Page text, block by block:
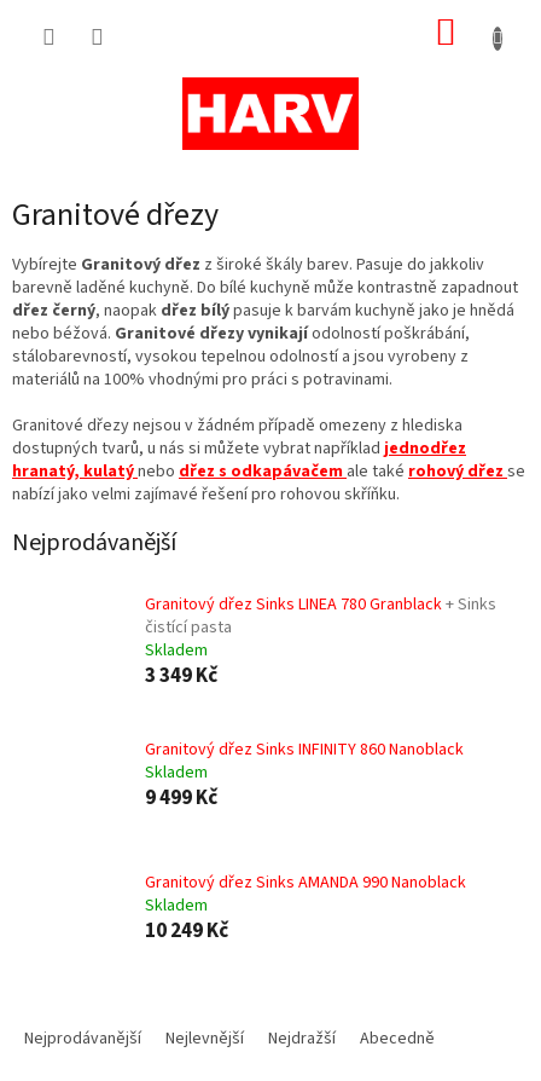
Granitové dřezy
Vybírejte Granitový dřez z široké škály barev. Pasuje do jakkoliv
barevně laděné kuchyně. Do bílé kuchyně může kontrastně zapadnout
dřez černý, naopak dřez bílýpasuje k barvám kuchyně jako je hnědá
nebo béžová. Granitové dřezy vynikajíodolností poškrábání,
stálobarevností, vysokou tepelnou odolností a jsou vyrobeny z
materiálů na 100% vhodnými pro práci s potravinami.
Granitové dřezy nejsou v žádném případě omezeny z hlediska
dostupných tvarů, u nás si můžete vybrat například jednodřez
hranatý, kulatýnebo dřez s odkapávačem ale také rohový dřez se
nabízí jako velmi zajímavé řešení pro rohovou skříňku.
Nejprodávanější
Granitový dřez Sinks LINEA 780 Granblack+ Sinks
čistící pasta
Skladem
3 349 Kč
Granitový dřez Sinks INFINITY 860 Nanoblack
Skladem
9 499 Kč
Granitový dřez Sinks AMANDA 990 Nanoblack
Skladem
10 249 Kč
Nejprodávanější Nejlevnější Nejdražší Abecedně